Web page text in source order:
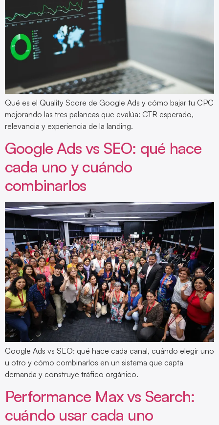
Qué es el Quality Score de Google Ads y cómo bajar tu CPC
mejorando las tres palancas que evalúa: CTR esperado,
relevancia y experiencia de la landing.
Google Ads vs SEO: qué hace
cada uno y cuándo
combinarlos
Google Ads vs SEO: qué hace cada canal, cuándo elegir uno
u otro y cómo combinarlos en un sistema que capta
demanda y construye tráfico orgánico.
Performance Max vs Search:
cuándo usar cada uno